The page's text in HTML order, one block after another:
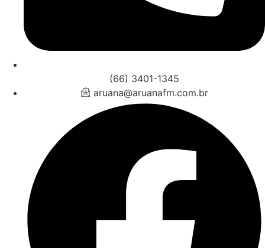
(66) 3401-1345
aruana@aruanafm.com.br